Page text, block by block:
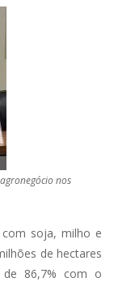
nos
soja, milho e
de hectares
de 86,7% com o